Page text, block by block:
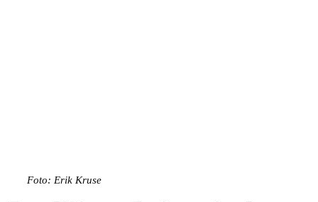
Foto: Erik Kruse